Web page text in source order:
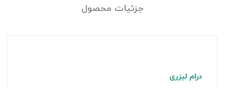
جزئیات محصول
درام لیزری